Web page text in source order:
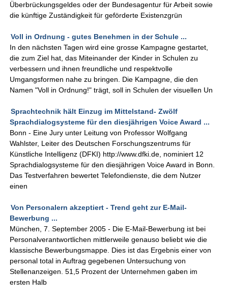
Überbrückungsgeldes oder der Bundesagentur für Arbeit sowie
die künftige Zuständigkeit für geförderte Existenzgrün
Voll in Ordnung - gutes Benehmen in der Schule ...
In den nächsten Tagen wird eine grosse Kampagne gestartet,
die zum Ziel hat, das Miteinander der Kinder in Schulen zu
verbessern und ihnen freundliche und respektvolle
Umgangsformen nahe zu bringen. Die Kampagne, die den
Namen "Voll in Ordnung!" trägt, soll in Schulen der visuellen Un
Sprachtechnik hält Einzug im Mittelstand- Zwölf
Sprachdialogsysteme für den diesjährigen Voice Award ...
Bonn - Eine Jury unter Leitung von Professor Wolfgang
Wahlster, Leiter des Deutschen Forschungszentrums für
Künstliche Intelligenz (DFKI) http://www.dfki.de, nominiert 12
Sprachdialogsysteme für den diesjährigen Voice Award in Bonn.
Das Testverfahren bewertet Telefondienste, die dem Nutzer
einen
Von Personalern akzeptiert - Trend geht zur E-Mail-
Bewerbung ...
München, 7. September 2005 - Die E-Mail-Bewerbung ist bei
Personalverantwortlichen mittlerweile genauso beliebt wie die
klassische Bewerbungsmappe. Dies ist das Ergebnis einer von
personal total in Auftrag gegebenen Untersuchung von
Stellenanzeigen. 51,5 Prozent der Unternehmen gaben im
ersten Halb